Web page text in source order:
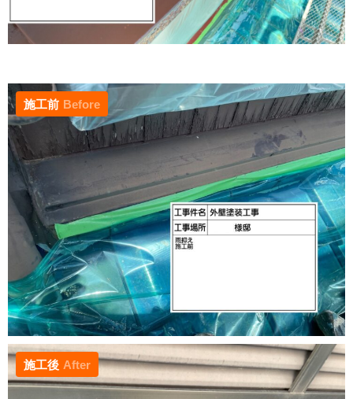
施工前 Before
施工後 After